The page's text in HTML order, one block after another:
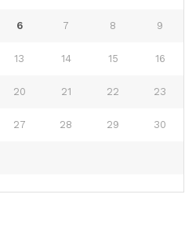
6 7 8 9
13 14 15 16
20 21 22 23
27 28 29 30